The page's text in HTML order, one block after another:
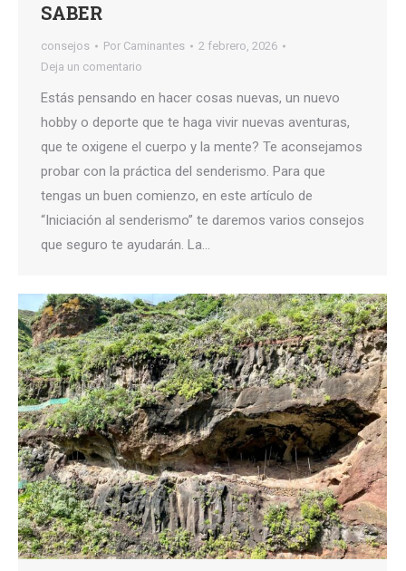
SABER
consejos Por Caminantes
2 febrero, 2026
Deja un comentario
Estás pensando en hacer cosas nuevas, un nuevo
hobby o deporte que te haga vivir nuevas aventuras,
que te oxigene el cuerpo y la mente? Te aconsejamos
probar con la práctica del senderismo. Para que
tengas un buen comienzo, en este artículo de
“Iniciación al senderismo” te daremos varios consejos
que seguro te ayudarán. La…